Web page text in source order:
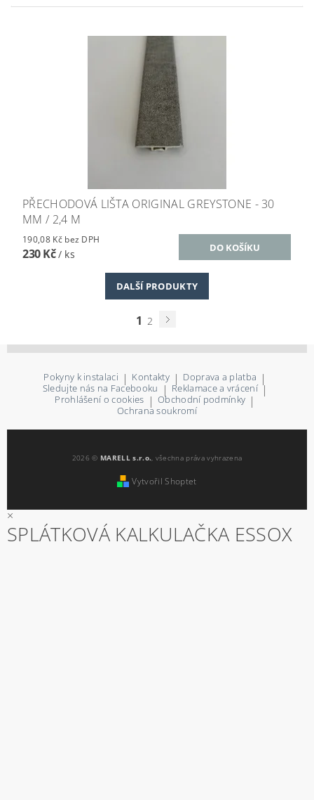
PŘECHODOVÁ LIŠTA ORIGINAL GREYSTONE - 30
MM / 2,4 M
190,08 Kč bez DPH
230 Kč/ ks
DALŠÍ PRODUKTY
1 2
Pokyny k instalaci | Kontakty | Doprava a platba |
Sledujte nás na Facebooku | Reklamace a vrácení |
Prohlášení o cookies | Obchodní podmínky |
Ochrana soukromí
2026 © MARELL s.r.o. , všechna práva vyhrazena
Vytvořil Shoptet
×
SPLÁTKOVÁ KALKULAČKA ESSOX